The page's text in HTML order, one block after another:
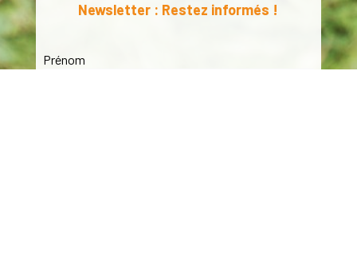
Newsletter : Restez informés !
Prénom